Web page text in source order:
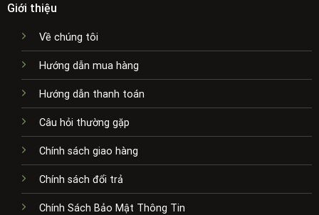
Giới thiệu
Về chúng tôi
Hướng dẫn mua hàng
Hướng dẫn thanh toán
Câu hỏi thường gặp
Chính sách giao hàng
Chính sách đổi trả
Chính Sách Bảo Mật Thông Tin